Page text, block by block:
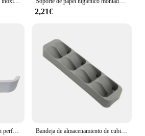
2,21€
Bandeja de almacenamiento de cubiertos para cajón de cocina, soporte para cuchillos, cuchara, tenedores, organizador de vajilla, contenedor para botellas de especias, estante de bloque para cuchillos